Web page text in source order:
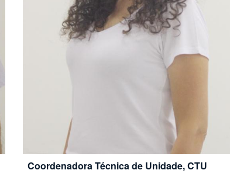
Coordenadora Técnica de Unidade, CTU